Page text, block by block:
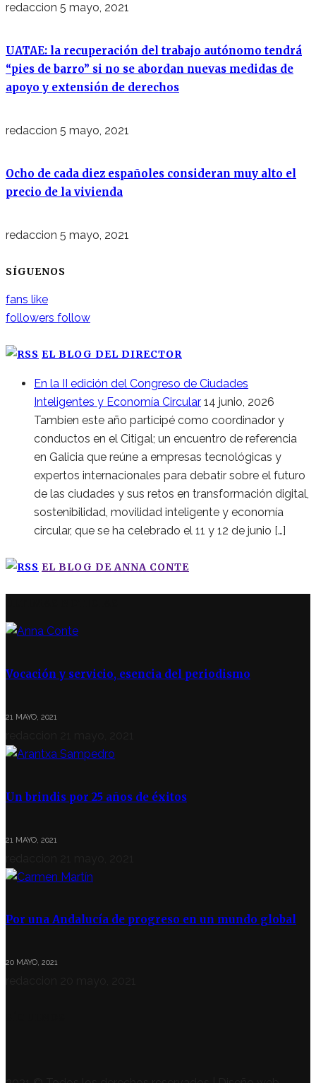
redaccion 5 mayo, 2021
UATAE: la recuperación del trabajo autónomo tendrá
“pies de barro” si no se abordan nuevas medidas de
apoyo y extensión de derechos
redaccion 5 mayo, 2021
Ocho de cada diez españoles consideran muy alto el
precio de la vivienda
redaccion 5 mayo, 2021
SÍGUENOS
fans like
followers follow
EL BLOG DEL DIRECTOR
En la II edición del Congreso de Ciudades
Inteligentes y Economía Circular 14 junio, 2026
Tambien este año participé como coordinador y
conductos en el Citigal; un encuentro de referencia
en Galicia que reúne a empresas tecnológicas y
expertos internacionales para debatir sobre el futuro
de las ciudades y sus retos en transformación digital,
sostenibilidad, movilidad inteligente y economía
circular, que se ha celebrado el 11 y 12 de junio […]
EL BLOG DE ANNA CONTE
Vocación y servicio, esencia del periodismo
21 MAYO, 2021
Un brindis por 25 años de éxitos
21 MAYO, 2021
Por una Andalucía de progreso en un mundo global
20 MAYO, 2021